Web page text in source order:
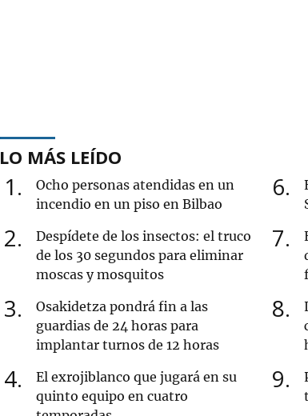
LO MÁS LEÍDO
1
Ocho personas atendidas en un
incendio en un piso en Bilbao
2
Despídete de los insectos: el truco
de los 30 segundos para eliminar
moscas y mosquitos
3
Osakidetza pondrá fin a las
guardias de 24 horas para
implantar turnos de 12 horas
4
El exrojiblanco que jugará en su
quinto equipo en cuatro
6
7
8
9